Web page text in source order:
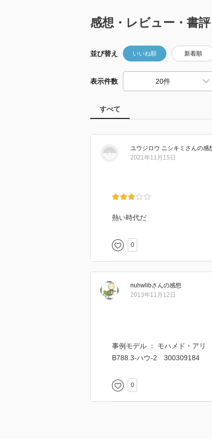
感想・レビュー・書評
並び替え いいね順 新着順
表示件数
すべて
ユウジロウ ニシキミ さんの感
2021年11月15日
熱い時代だ
0
nuhwlibさんの感想
2013年11月12日
事例モデル ： モハメド・アリ
B788.3-ハウ-2 300309184
0